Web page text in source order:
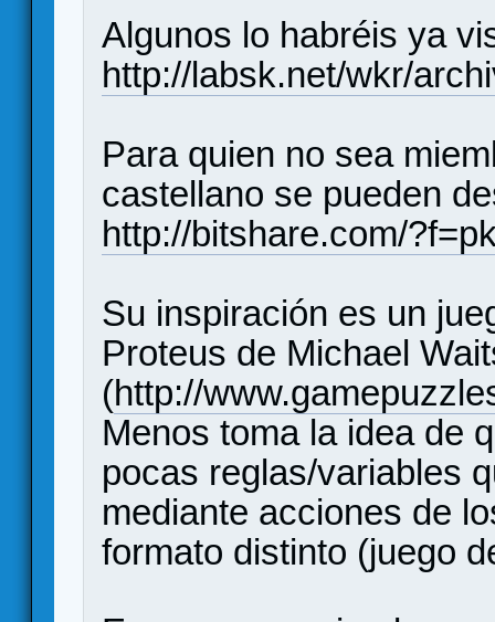
Algunos lo habréis ya
http://labsk.net/wkr/
Para quien no sea
castellano se pueden
http://bitshare.com/
Su inspiración es un
Proteus de Michael
(http://
Menos toma la idea de
pocas reglas/variables
mediante acciones de
formato distinto (juego